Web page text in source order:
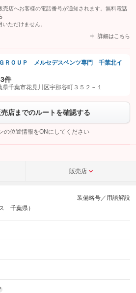
店へお客様の電話番号が通知されます。無料電話
ただけません。
詳細はこちら
トを友だち追加してから「許可する」ボタンを押
こちら
ＲＯＵＰ メルセデスベンツ専門 千葉北イ
件
千葉市花見川区宇那谷町３５２－１
店までのルートを確認する
の位置情報をONにしてください
販売店
千葉県）
装備略号／用語解説